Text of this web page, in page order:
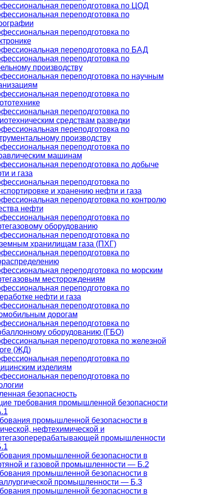
переподготовка по ЦОД
переподготовка по
переподготовка по
переподготовка по БАД
переподготовка по
производству
переподготовка по научным
переподготовка по
переподготовка по
средствам разведки
переподготовка по
производству
переподготовка по
машинам
переподготовка по добыче
и газа
переподготовка по
и хранению нефти и газа
переподготовка по контролю
нефти
переподготовка по
оборудованию
переподготовка по
хранилищам газа (ПХГ)
переподготовка по
переподготовка по морским
месторождениям
переподготовка по
нефти и газа
переподготовка по
дорогам
переподготовка по
оборудованию (ГБО)
переподготовка по железной
(ЖД)
переподготовка по
изделиям
переподготовка по
безопасность
требования промышленной безопасности
промышленной безопасности в
нефтехимической и
промышленности
промышленной безопасности в
и газовой промышленности — Б.2
промышленной безопасности в
промышленности — Б.3
промышленной безопасности в